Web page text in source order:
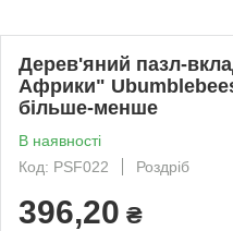
Дерев'яний пазл-
Африки"
більше-менше
В наявності
Код: PSF022
Роздріб
396,20 ₴